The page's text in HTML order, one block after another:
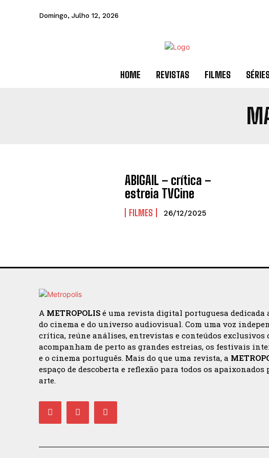
Domingo, Julho 12, 2026
HOME REVISTAS FILMES
ABIGAIL – crítica –
estreia TVCine
FILMES 26/12/2025
A METROPOLIS é uma revista digital portuguesa dedicada
do cinema e do universo audiovisual. Com uma voz
crítica, reúne análises, entrevistas e conteúdos exclusivos
acompanham de perto as grandes estreias, os festivais
e o cinema português. Mais do que uma revista, a
espaço de descoberta e reflexão para todos os apaixonados
arte.